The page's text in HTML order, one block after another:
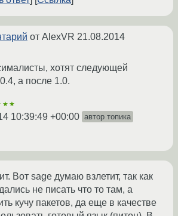
от AlexVR 21.08.2014
хотят следующей
а после 1.0.
10:39:49 +00:00 автор топика
Вот sage думаю взлетит, так как
не писать что то там, а
кучу пакетов, да еще в качестве